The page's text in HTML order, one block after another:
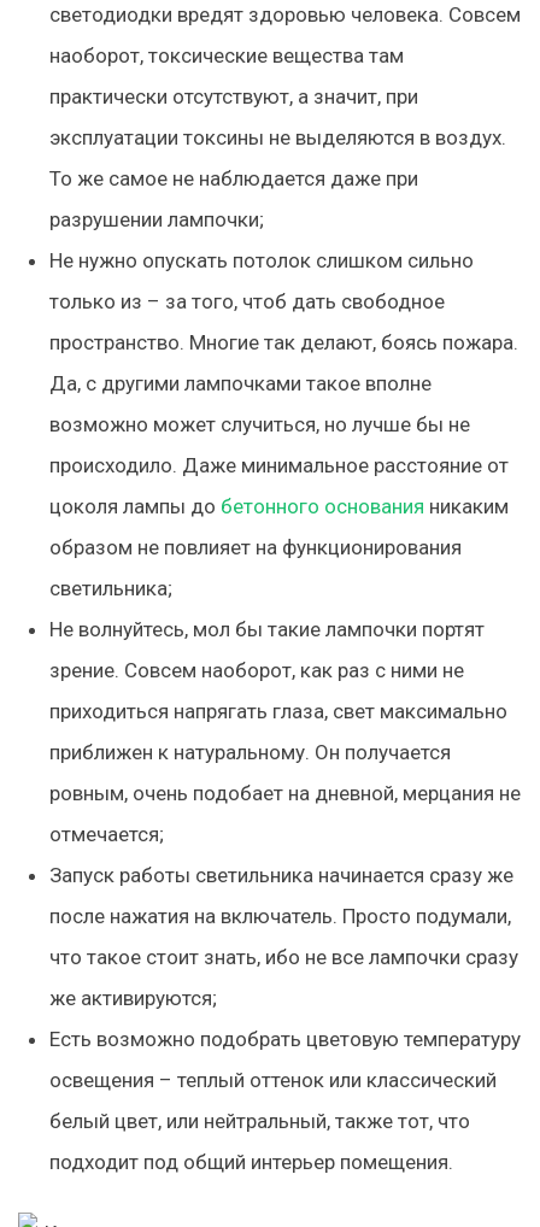
светодиодки вредят здоровью человека. Совсем
наоборот, токсические вещества там
практически отсутствуют, а значит, при
эксплуатации токсины не выделяются в воздух.
То же самое не наблюдается даже при
разрушении лампочки;
Не нужно опускать потолок слишком сильно
только из – за того, чтоб дать свободное
пространство. Многие так делают, боясь пожара.
Да, с другими лампочками такое вполне
возможно может случиться, но лучше бы не
происходило. Даже минимальное расстояние от
цоколя лампы до бетонного основания никаким
образом не повлияет на функционирования
светильника;
Не волнуйтесь, мол бы такие лампочки портят
зрение. Совсем наоборот, как раз с ними не
приходиться напрягать глаза, свет максимально
приближен к натуральному. Он получается
ровным, очень подобает на дневной, мерцания не
отмечается;
Запуск работы светильника начинается сразу же
после нажатия на включатель. Просто подумали,
что такое стоит знать, ибо не все лампочки сразу
же активируются;
Есть возможно подобрать цветовую температуру
освещения – теплый оттенок или классический
белый цвет, или нейтральный, также тот, что
подходит под общий интерьер помещения.